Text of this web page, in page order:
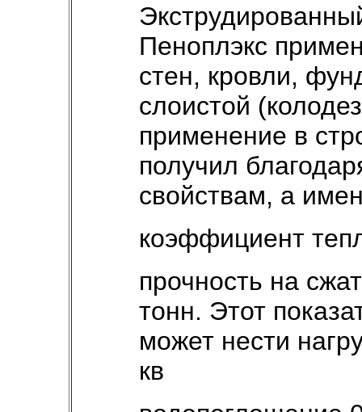
Пеноплэкс
стен, кровли,
слоистой
применение в
получил
свойствам, а
коэффициент
прочность на
тонн. Этот
может нести
кв